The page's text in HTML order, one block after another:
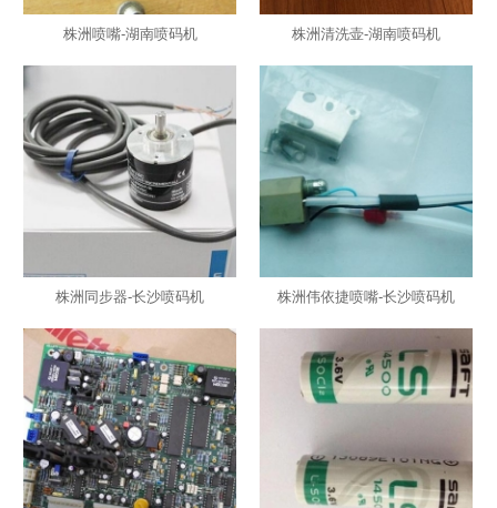
株洲喷嘴-湖南喷码机 株洲清洗壶-湖南喷码机
株洲同步器-长沙喷码机 株洲伟依捷喷嘴-长沙喷码机